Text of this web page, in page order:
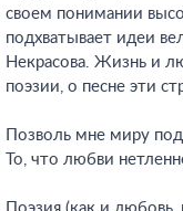
своем понимании
подхватывает идеи
Некрасова. Жизнь и
поэзии, о песне эти
Позволь мне миру
То, что любви